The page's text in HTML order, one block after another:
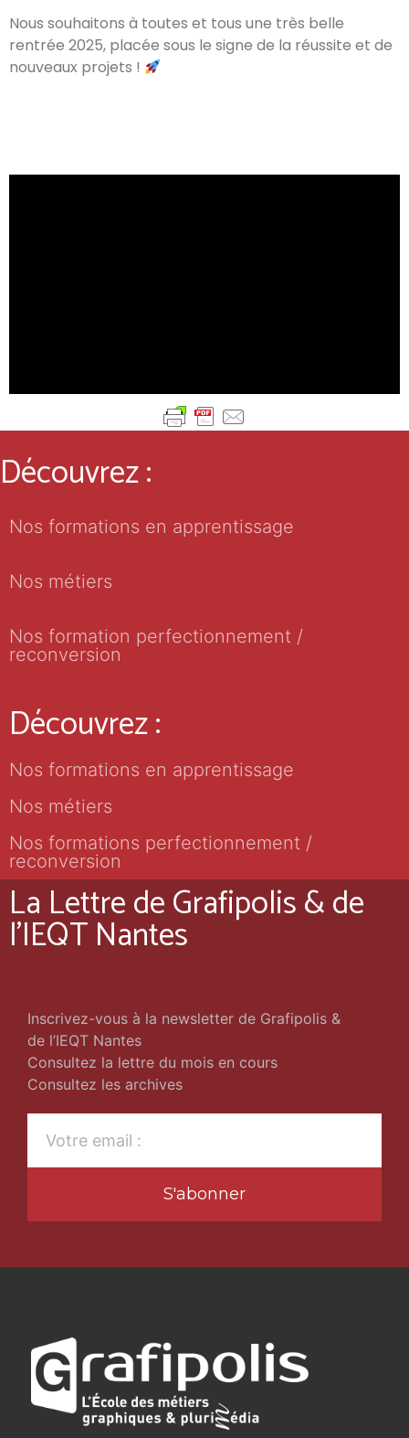
Nous souhaitons à toutes et tous une très belle
rentrée 2025, placée sous le signe de la réussite et de
nouveaux projets !
Découvrez :
Nos formations en apprentissage
Nos métiers
Nos formation perfectionnement /
reconversion
Découvrez :
Nos formations en apprentissage
Nos métiers
Nos formations perfectionnement /
reconversion
La Lettre de Grafipolis & de
l'IEQT Nantes
Inscrivez-vous à la newsletter de Grafipolis &
de l’IEQT Nantes
Consultez la lettre du mois en cours
Consultez les archives
S'abonner